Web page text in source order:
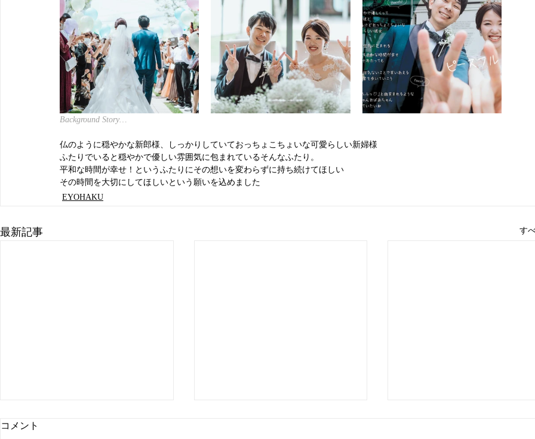
Background Story…
仏のように穏やかな新郎様、しっかりしていておっちょこちょいな可愛らしい新婦様
ふたりでいると穏やかで優しい雰囲気に包まれているそんなふたり。
平和な時間が幸せ！というふたりにその想いを変わらずに持ち続けてほしい
その時間を大切にしてほしいという願いを込めました
EYOHAKU
最新記事 す
コメント